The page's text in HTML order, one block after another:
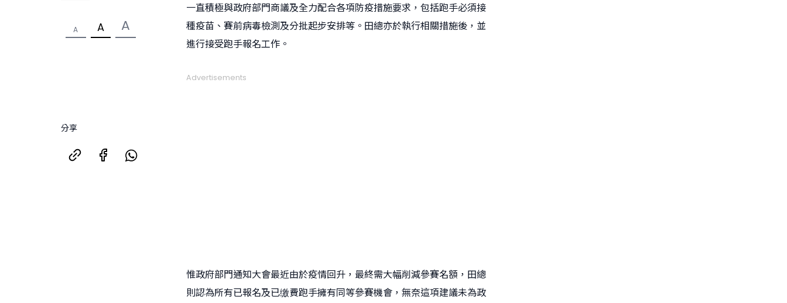
A A A
分享
一直積極與政府部門商議及全力配合各項防疫措施要求，包括跑手必須接
種疫苗、賽前病毒檢測及分批起步安排等。田總亦於執行相關措施後，並
進行接受跑手報名工作。
Advertisements
惟政府部門通知大會最近由於疫情回升，最終需大幅削減參賽名額，田總
則認為所有已報名及已缴費跑手擁有同等參賽機會，無奈這項建議未為政